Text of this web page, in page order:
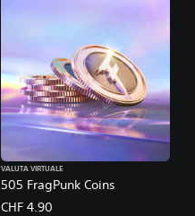
505 FragPunk Coins
VALUTA VIRTUALE
CHF 4.90